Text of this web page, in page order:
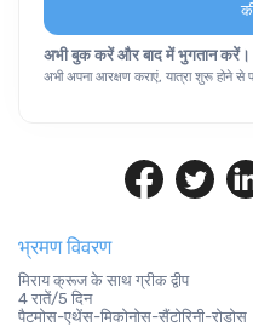
भ्रमण विवरण
मिराय क्रूज के साथ ग्रीक द्वीप
4 रातें/5 दिन
पैटमोस-एथेंस-मिकोनोस-सैंटोरिनी-रोडोस
अभी बुक करें और बाद में भुगतान करें।
अभी अपना आरक्षण कराएं, यात्रा शुरू होने से